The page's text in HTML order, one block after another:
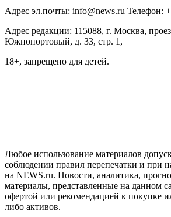
Адрес эл.почты: info@news.ru Телефон:
Адрес редакции: 115088, г. Москва,
Южнопортовый, д. 33, стр. 1,
18+, запрещено для детей.
Любое использование материалов
соблюдении правил перепечатки и при
на NEWS.ru. Новости, аналитика,
материалы, представленные на данном
офертой или рекомендацией к покупке
либо активов.